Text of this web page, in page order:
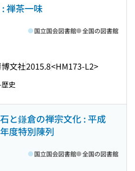
禅茶一味
文社2015.8<HM173-L2>
国立国会図書館 全国の図書館
史
と鎌倉の禅宗文化 : 平成
度特別陳列
国立国会図書館 全国の図書館